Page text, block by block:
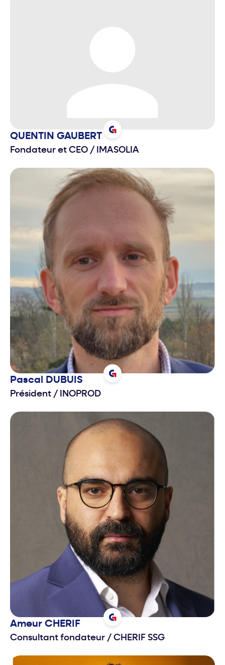
QUENTIN GAUBERT
Fondateur et CEO / IMASOLIA
Pascal DUBUIS
Président / INOPROD
Ameur CHERIF
Consultant fondateur / CHERIF SSG